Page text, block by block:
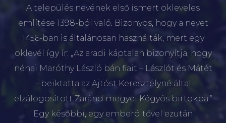
A település nevének első ismert okleveles
említése 1398-ból való. Bizonyos, hogy a nevet
1456-ban is általánosan használták, mert egy
oklevél így ír: „Az aradi káptalan bizonyítja, hogy
néhai Maróthy László bán fiait – Lászlót és Mátét
– beiktatta az Ajtóst Keresztélyné által
elzálogosított Zaránd megyei Kégyós birtokba.”
Egy későbbi, egy emberöltővel ezután